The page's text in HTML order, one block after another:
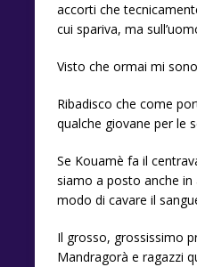
accorti che
cui spariva, ma
Visto che ormai mi
Ribadisco che come
qualche giovane per le
Se Kouamè fa il
siamo a posto anche
modo di cavare il
Il grosso, grossissimo
Mandragorà e ragazzi